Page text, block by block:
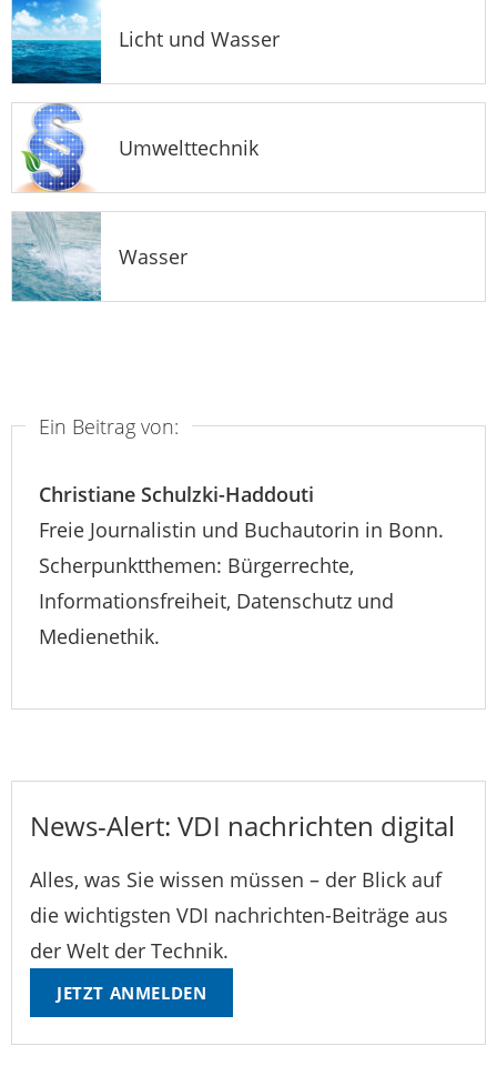
Licht und Wasser
Umwelttechnik
Wasser
Ein Beitrag von:
Christiane Schulzki-Haddouti
Freie Journalistin und Buchautorin in Bonn.
Scherpunktthemen: Bürgerrechte,
Informationsfreiheit, Datenschutz und
Medienethik.
News-Alert: VDI nachrichten digital
Alles, was Sie wissen müssen – der Blick auf
die wichtigsten VDI nachrichten-Beiträge aus
der Welt der Technik.
JETZT ANMELDEN